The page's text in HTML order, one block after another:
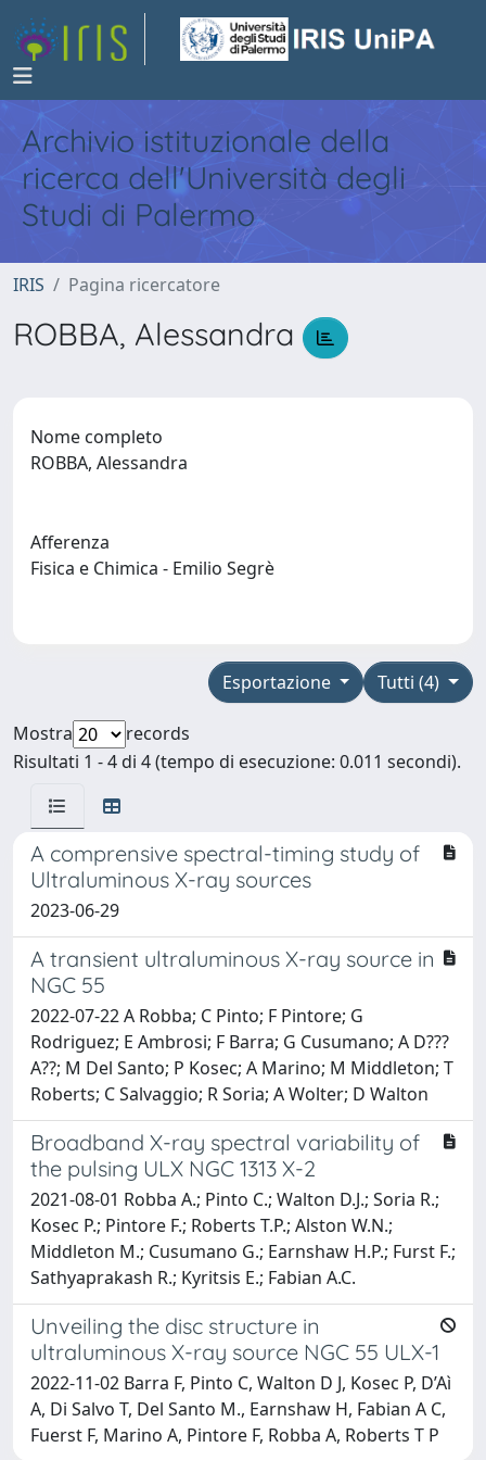
Archivio istituzionale della
ricerca dell'Università degli
Studi di Palermo
IRIS Pagina ricercatore
ROBBA, Alessandra
Nome completo
ROBBA, Alessandra
Afferenza
Fisica e Chimica - Emilio Segrè
Tutti (4)
Esportazione
Mostra
records
Risultati 1 - 4 di 4 (tempo di esecuzione: 0.011 secondi).
A comprensive spectral-timing study of
Ultraluminous X-ray sources
2023-06-29
A transient ultraluminous X-ray source in
NGC 55
2022-07-22 A Robba; C Pinto; F Pintore; G
Rodriguez; E Ambrosi; F Barra; G Cusumano; A D???
A??; M Del Santo; P Kosec; A Marino; M Middleton; T
Roberts; C Salvaggio; R Soria; A Wolter; D Walton
Broadband X-ray spectral variability of
the pulsing ULX NGC 1313 X-2
2021-08-01 Robba A.; Pinto C.; Walton D.J.; Soria R.;
Kosec P.; Pintore F.; Roberts T.P.; Alston W.N.;
Middleton M.; Cusumano G.; Earnshaw H.P.; Furst F.;
Sathyaprakash R.; Kyritsis E.; Fabian A.C.
Unveiling the disc structure in
ultraluminous X-ray source NGC 55 ULX-1
2022-11-02 Barra F, Pinto C, Walton D J, Kosec P, D’Aì
A, Di Salvo T, Del Santo M., Earnshaw H, Fabian A C,
Fuerst F, Marino A, Pintore F, Robba A, Roberts T P